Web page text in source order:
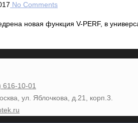
No Comments
новая функция V-PERF, в
616-10-01
ул. Яблочкова, д.21, корп.3.